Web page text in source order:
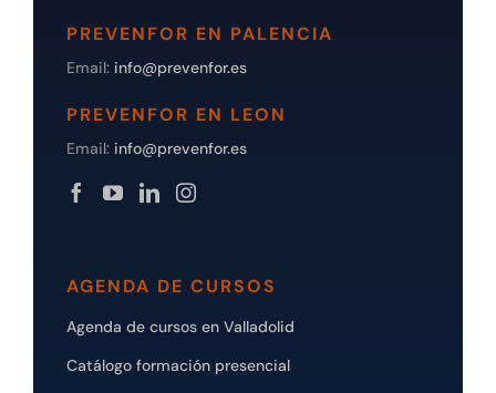
PREVENFOR EN PALENCIA
Email: info@prevenfor.es
PREVENFOR EN LEON
Email: info@prevenfor.es
AGENDA DE CURSOS
Agenda de cursos en Valladolid
Catálogo formación presencial